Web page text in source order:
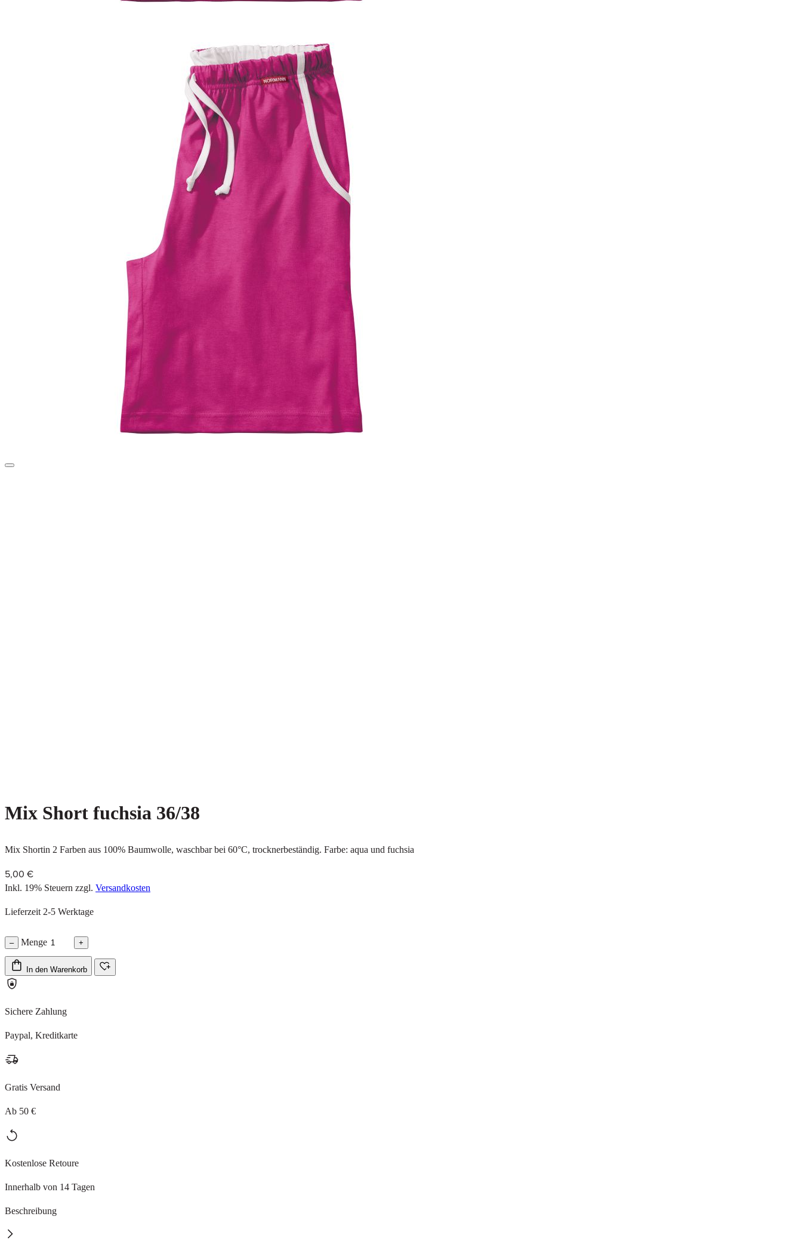
Mix Short fuchsia 36/38
Mix Shortin 2 Farben aus 100% Baumwolle, waschbar bei 60°C, trocknerbeständig. Farbe: aqua und fuchsia
5,00 €
Inkl. 19% Steuern zzgl. Versandkosten
Lieferzeit 2-5 Werktage
– Menge +
In den Warenkorb
Sichere Zahlung
Paypal, Kreditkarte
Gratis Versand
Ab 50 €
Kostenlose Retoure
Innerhalb von 14 Tagen
Beschreibung